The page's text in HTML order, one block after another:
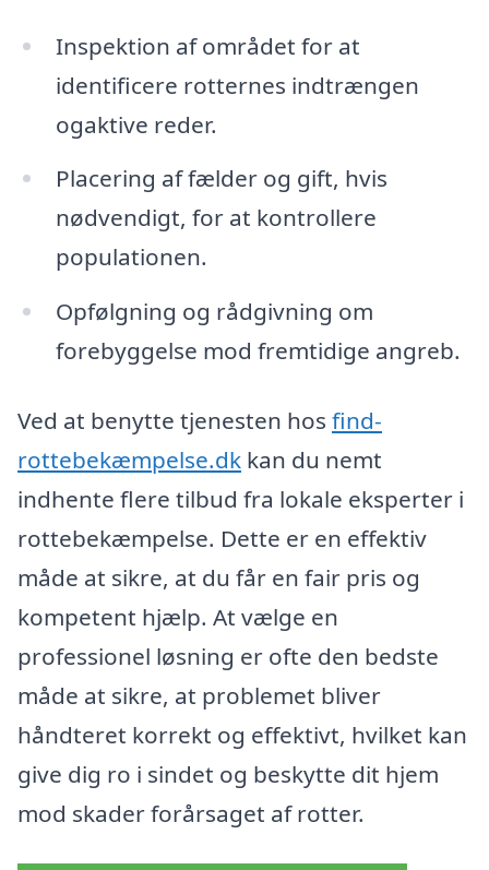
Inspektion af området for at
identificere rotternes indtrængen
ogaktive reder.
Placering af fælder og gift, hvis
nødvendigt, for at kontrollere
populationen.
Opfølgning og rådgivning om
forebyggelse mod fremtidige angreb.
Ved at benytte tjenesten hos find-
rottebekæmpelse.dk kan du nemt
indhente flere tilbud fra lokale eksperter i
rottebekæmpelse. Dette er en effektiv
måde at sikre, at du får en fair pris og
kompetent hjælp. At vælge en
professionel løsning er ofte den bedste
måde at sikre, at problemet bliver
håndteret korrekt og effektivt, hvilket kan
give dig ro i sindet og beskytte dit hjem
mod skader forårsaget af rotter.